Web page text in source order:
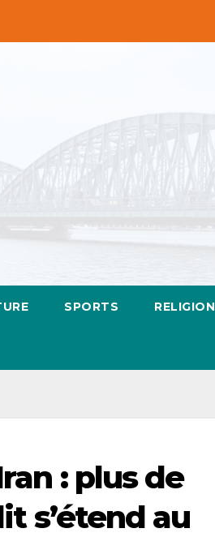
SPORTS RELIGION
: plus de
s’étend au